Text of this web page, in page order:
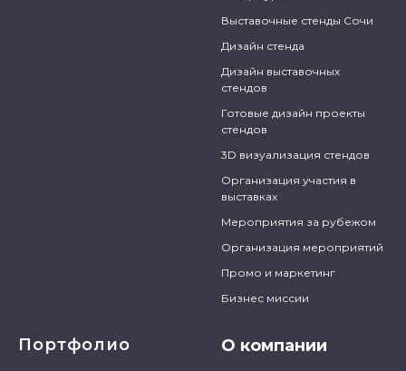
Выставочные стенды Сочи
Дизайн стенда
Дизайн выставочных
стендов
Готовые дизайн проекты
стендов
3D визуализация стендов
Организация участия в
выставках
Мероприятия за рубежом
Организация мероприятий
Промо и маркетинг
Бизнес миссии
Портфолио
О компании